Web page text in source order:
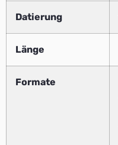
Datierung
Länge
Formate